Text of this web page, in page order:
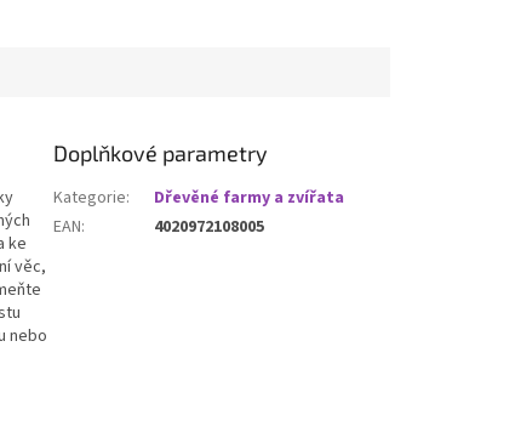
ke
věc,
nebo
Doplňkové parametry
Kategorie:
Dřevěné farmy a zvířata
EAN: 4020972108005